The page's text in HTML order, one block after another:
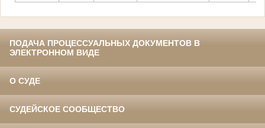
ПОДАЧА ПРОЦЕССУАЛЬНЫХ ДОКУМЕНТОВ В
ЭЛЕКТРОННОМ ВИДЕ
О СУДЕ
СУДЕЙСКОЕ СООБЩЕСТВО